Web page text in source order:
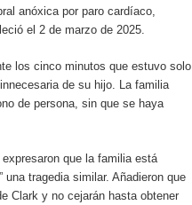
anóxica por paro cardíaco,
el 2 de marzo de 2025.
los cinco minutos que estuvo solo
de su hijo. La familia
de persona, sin que se haya
que la familia está
tragedia similar. Añadieron que
Clark y no cejarán hasta obtener